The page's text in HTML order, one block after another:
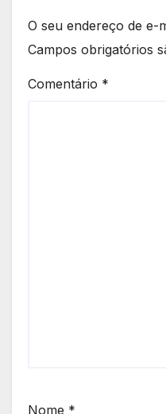
O seu endereço de e-
Campos obrigatórios
Comentário *
Nome *